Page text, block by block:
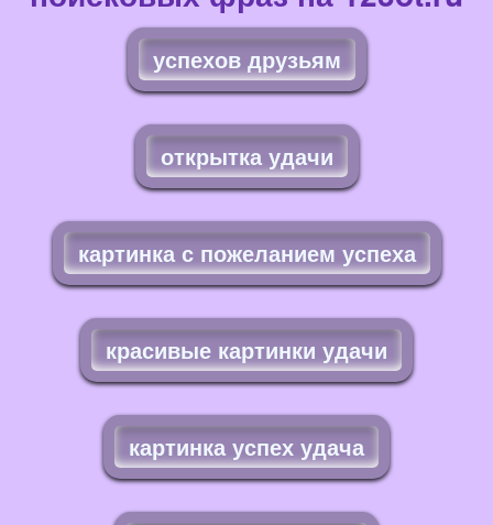
успехов друзьям
открытка удачи
картинка с пожеланием успеха
красивые картинки удачи
картинка успех удача